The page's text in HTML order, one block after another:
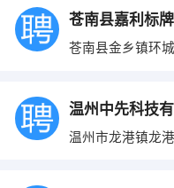
苍南县嘉利标牌
苍南县金乡镇环
温州中先科技
温州市龙港镇龙